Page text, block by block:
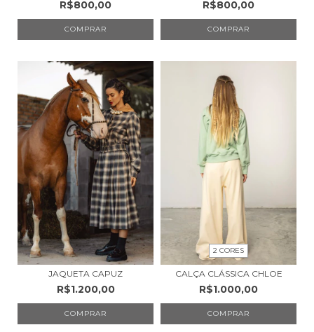
R$800,00
COMPRAR
R$800,00
COMPRAR
JAQUETA CAPUZ
R$1.200,00
COMPRAR
2 CORES
CALÇA CLÁSSICA CHLOE
R$1.000,00
COMPRAR